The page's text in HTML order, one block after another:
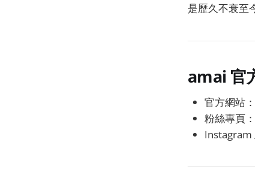
是歷久不衰至
amai 官
官方網站：
粉絲專頁：
Instagram